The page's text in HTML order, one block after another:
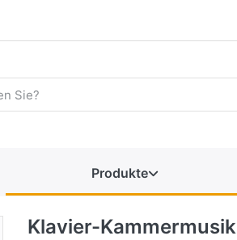
Produkte
Klavier-Kammermusik